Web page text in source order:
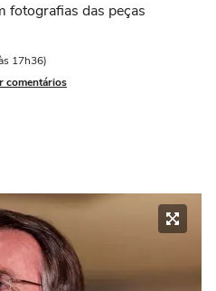
fotografias das peças
17h36)
comentários